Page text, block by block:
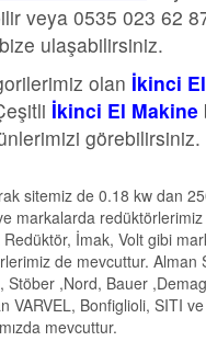
veya 0535 023 62
ulaşabilirsiniz.
olan İkinci
İkinci El Makine
görebilirsiniz.
sitemiz de 0.18 kw dan
markalarda
İmak, Volt gibi
de mevcuttur. Alman
Stöber ,Nord, Bauer
VARVEL, Bonfiglioli, SITI
mevcuttur.